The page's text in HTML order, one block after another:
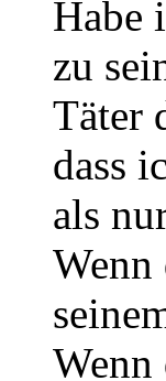
Habe
zu
Täter
dass
als
Wenn